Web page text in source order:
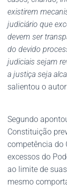
existirem
judiciário que
devem ser
do devido
judiciais sejam
a justiça seja
salientou o
Segundo
Constituição
competência do
excessos do
ao limite de
mesmo